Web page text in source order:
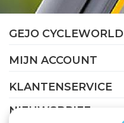
GEJO CYCLEWORLD
MIJN ACCOUNT
KLANTENSERVICE
NIEUWSBRIEF